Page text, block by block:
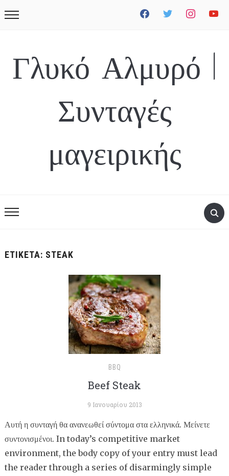
facebook twitter instagramyoutube
Γλυκό Αλμυρό |
Συνταγές
μαγειρικής
ΕΤΙΚΈΤΑ: STEAK
BBQ
Beef Steak
9 Ιανουαρίου 2013
Αυτή η συνταγή θα ανανεωθεί σύντομα στα ελληνικά. Μείνετε
συντονισμένοι. In today’s competitive market
environment, the body copy of your entry must lead
the reader through a series of disarmingly simple